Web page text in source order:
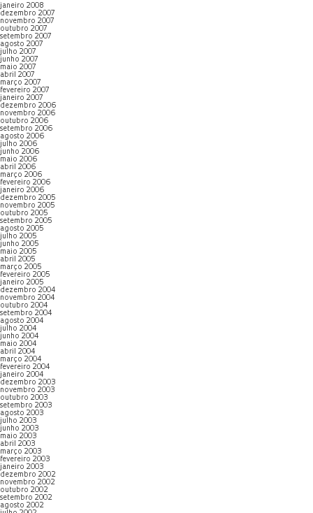
janeiro 2008
dezembro 2007
novembro 2007
outubro 2007
setembro 2007
agosto 2007
julho 2007
junho 2007
maio 2007
abril 2007
março 2007
fevereiro 2007
janeiro 2007
dezembro 2006
novembro 2006
outubro 2006
setembro 2006
agosto 2006
julho 2006
junho 2006
maio 2006
abril 2006
março 2006
fevereiro 2006
janeiro 2006
dezembro 2005
novembro 2005
outubro 2005
setembro 2005
agosto 2005
julho 2005
junho 2005
maio 2005
abril 2005
março 2005
fevereiro 2005
janeiro 2005
dezembro 2004
novembro 2004
outubro 2004
setembro 2004
agosto 2004
julho 2004
junho 2004
maio 2004
abril 2004
março 2004
fevereiro 2004
janeiro 2004
dezembro 2003
novembro 2003
outubro 2003
setembro 2003
agosto 2003
julho 2003
junho 2003
maio 2003
abril 2003
março 2003
fevereiro 2003
janeiro 2003
dezembro 2002
novembro 2002
outubro 2002
setembro 2002
agosto 2002